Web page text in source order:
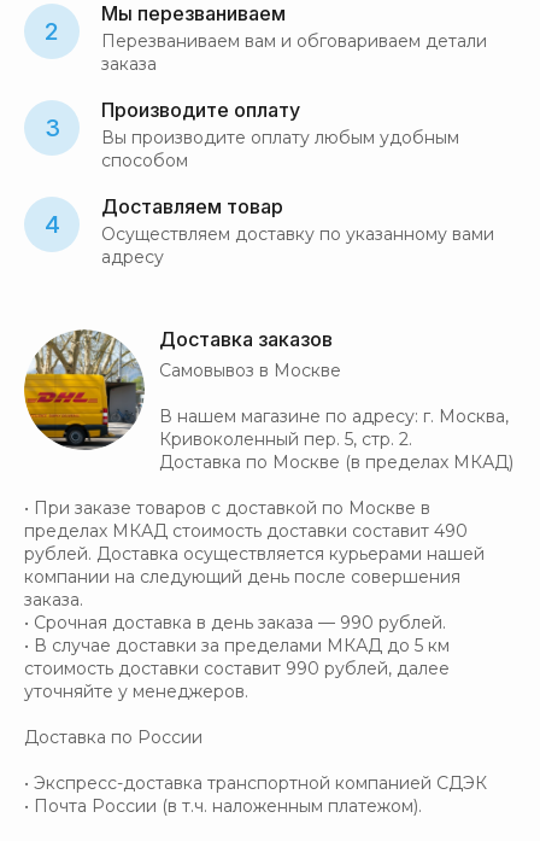
2
Мы перезваниваем
Перезваниваем вам и обговариваем детали
заказа
3
Производите оплату
Вы производите оплату любым удобным
способом
4
Доставляем товар
Осуществляем доставку по указанному вами
адресу
Доставка заказов
Самовывоз в Москве
В нашем магазине по адресу: г. Москва,
Кривоколенный пер. 5, стр. 2.
Доставка по Москве (в пределах МКАД)
• При заказе товаров с доставкой по Москве в
пределах МКАД стоимость доставки составит 490
рублей. Доставка осуществляется курьерами нашей
компании на следующий день после совершения
заказа.
• Срочная доставка в день заказа — 990 рублей.
• В случае доставки за пределами МКАД до 5 км
стоимость доставки составит 990 рублей, далее
уточняйте у менеджеров.
Доставка по России
• Экспресс-доставка транспортной компанией СДЭК
• Почта России (в т.ч. наложенным платежом).